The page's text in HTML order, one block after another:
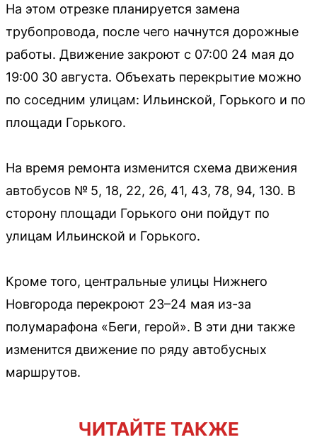
На этом отрезке планируется замена
трубопровода, после чего начнутся дорожные
работы. Движение закроют с 07:00 24 мая до
19:00 30 августа. Объехать перекрытие можно
по соседним улицам: Ильинской, Горького и по
площади Горького.
На время ремонта изменится схема движения
автобусов № 5, 18, 22, 26, 41, 43, 78, 94, 130. В
сторону площади Горького они пойдут по
улицам Ильинской и Горького.
Кроме того, центральные улицы Нижнего
Новгорода перекроют 23–24 мая из-за
полумарафона «Беги, герой». В эти дни также
изменится движение по ряду автобусных
маршрутов.
ЧИТАЙТЕ ТАКЖЕ